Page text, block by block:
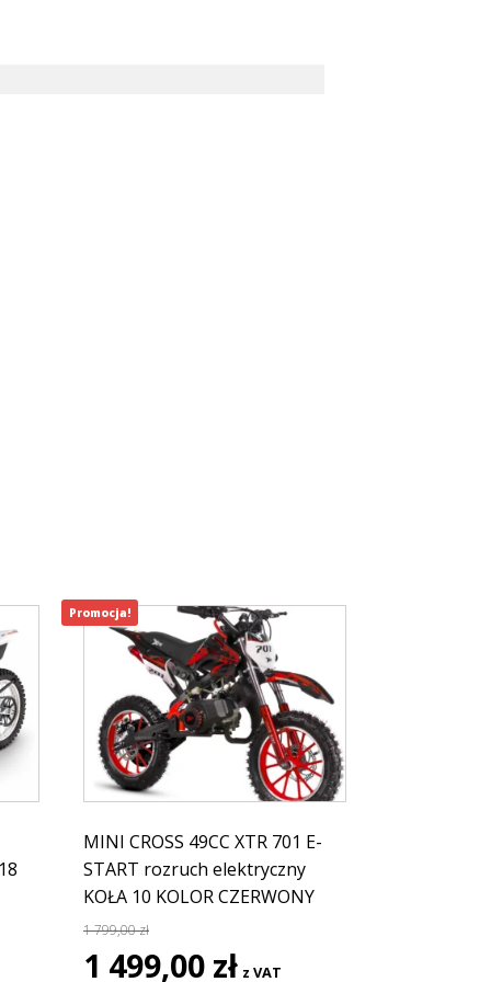
MINI CROSS 49CC XTR 701 E-
START rozruch elektryczny
KOŁA 10 KOLOR CZERWONY
1 799,00zł
Pierwotna
1 499,00 zł z VAT
Promocja!